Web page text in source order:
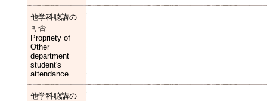
他学科聴講の
可否
Propriety of
Other
department
student's
attendance
他学科聴講の